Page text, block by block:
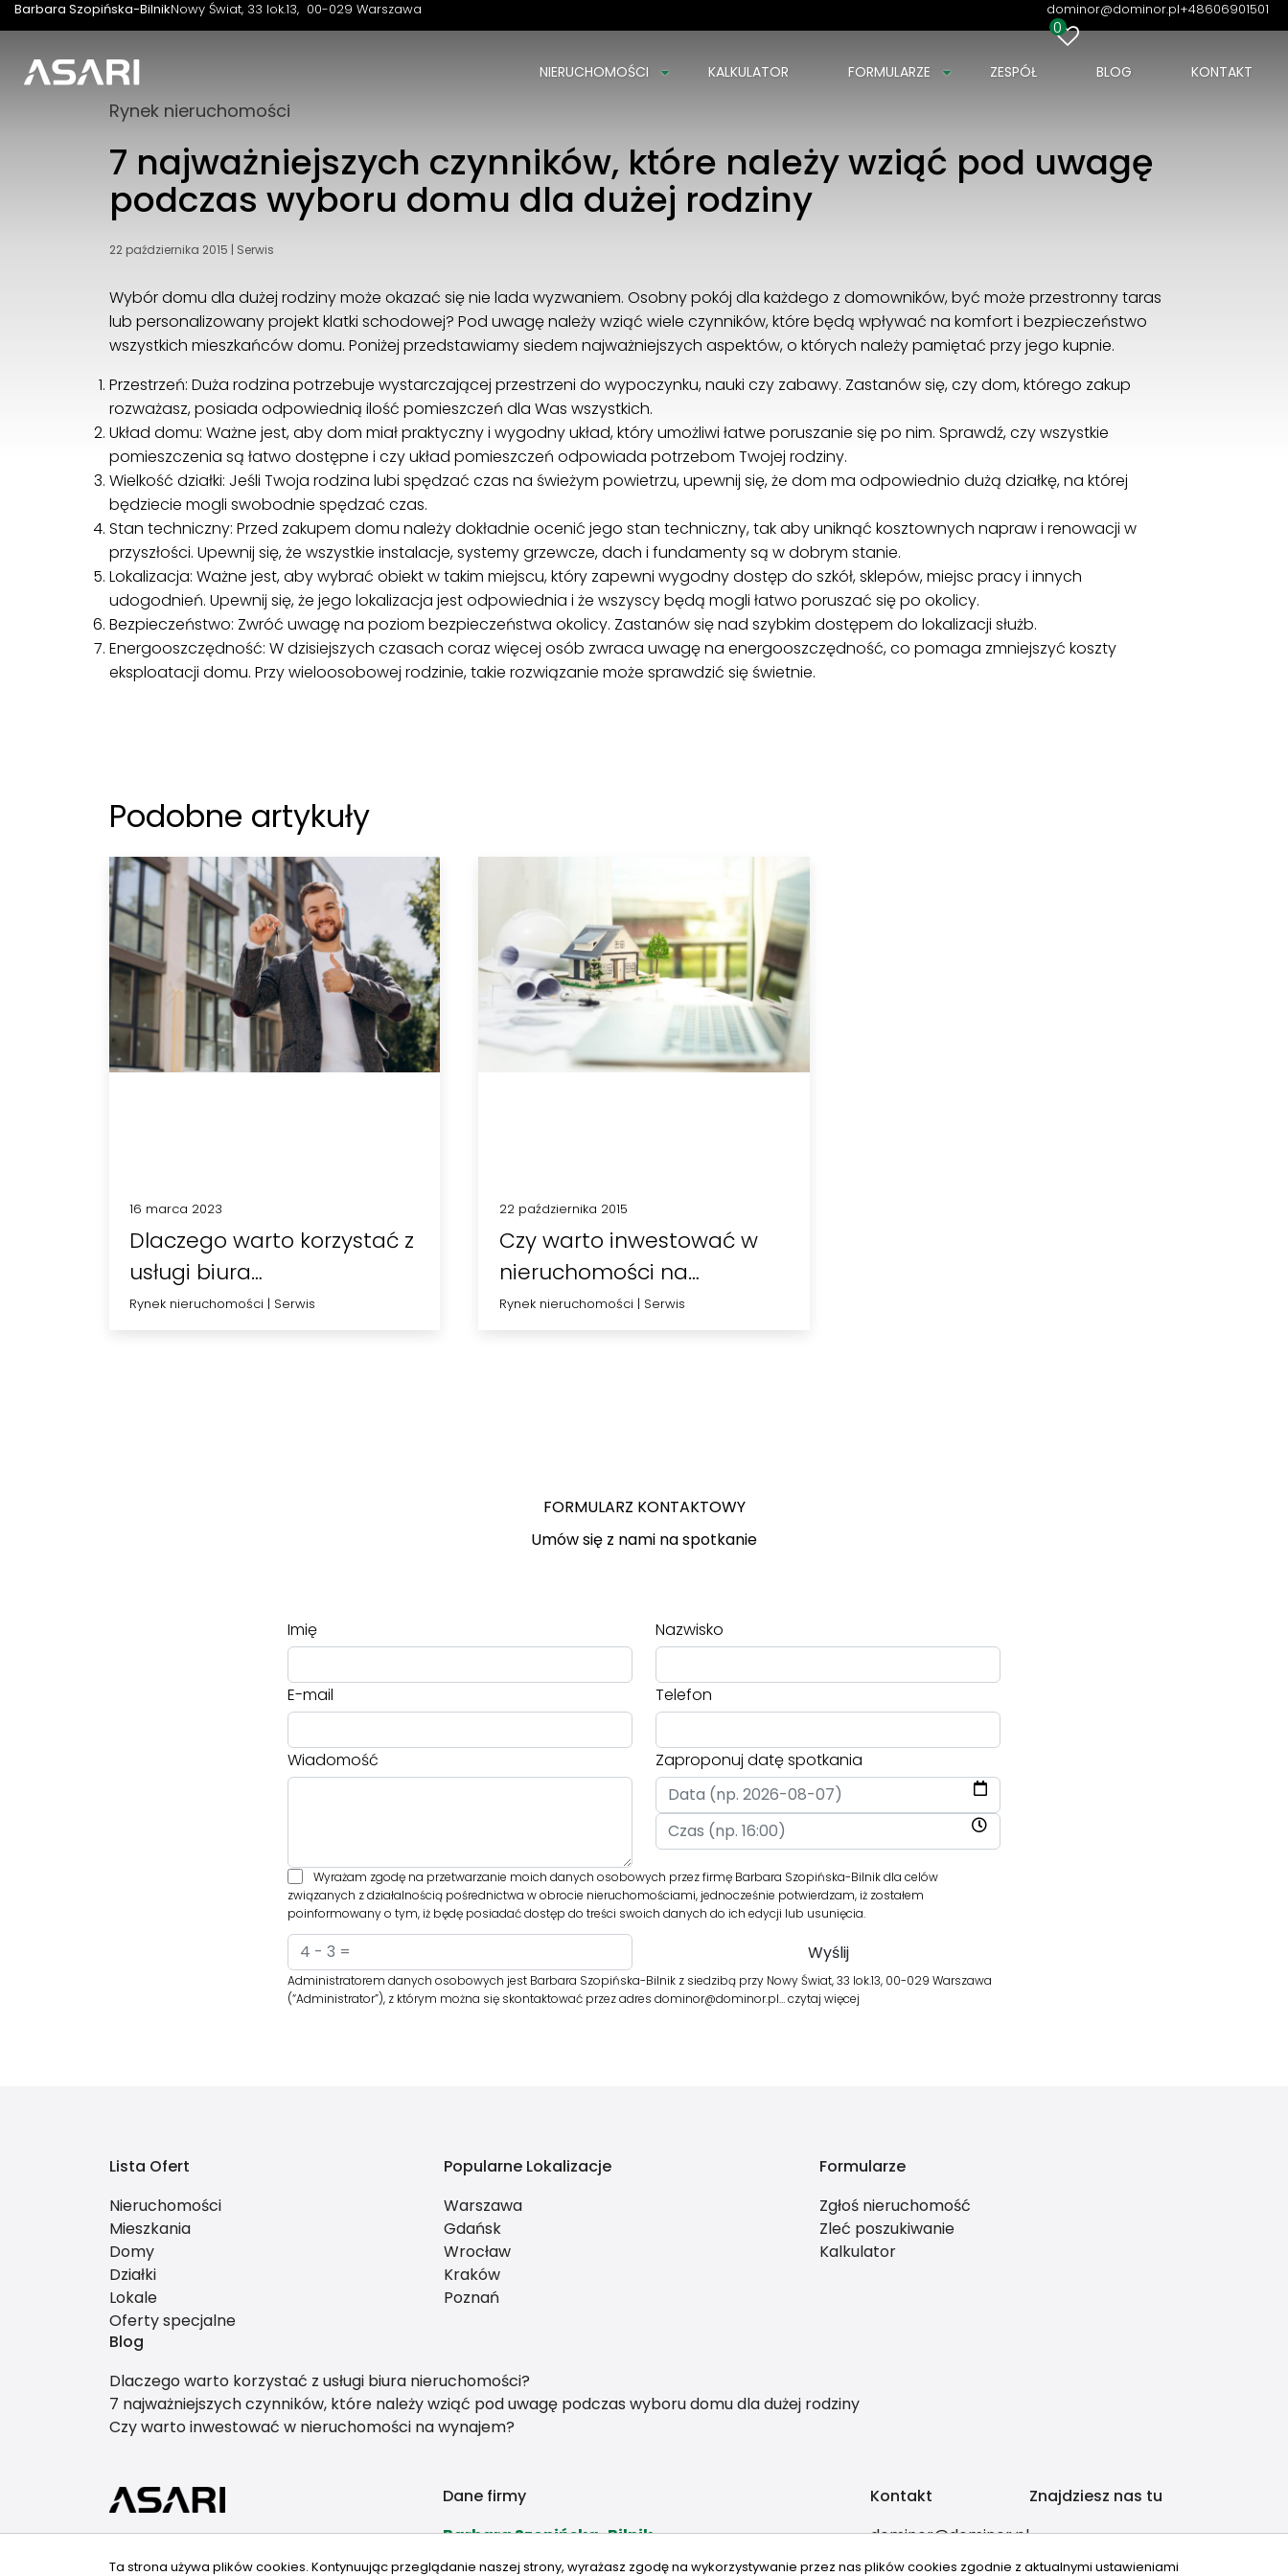
Barbara Szopińska-BilnikNowy Świat, 33 lok.13 00-029 Warszawa dominor@dominor.pl+48606901501
0
NIERUCHOMOŚCI KALKULATOR FORMULARZE ZESPÓŁ BLOG KONTAKT
00-029 Warszawa
+48606901501
dominor@dominor.pl
Rynek nieruchomości
7 najważniejszych czynników, które należy wziąć pod uwagę
podczas wyboru domu dla dużej rodziny
22 października 2015 | Serwis
Wybór domu dla dużej rodziny może okazać się nie lada wyzwaniem. Osobny pokój dla każdego z domowników, być może przestronny taras
lub personalizowany projekt klatki schodowej? Pod uwagę należy wziąć wiele czynników, które będą wpływać na komfort i bezpieczeństwo
wszystkich mieszkańców domu. Poniżej przedstawiamy siedem najważniejszych aspektów, o których należy pamiętać przy jego kupnie.
Przestrzeń: Duża rodzina potrzebuje wystarczającej przestrzeni do wypoczynku, nauki czy zabawy. Zastanów się, czy dom, którego zakup
rozważasz, posiada odpowiednią ilość pomieszczeń dla Was wszystkich.
Układ domu: Ważne jest, aby dom miał praktyczny i wygodny układ, który umożliwi łatwe poruszanie się po nim. Sprawdź, czy wszystkie
pomieszczenia są łatwo dostępne i czy układ pomieszczeń odpowiada potrzebom Twojej rodziny.
Wielkość działki: Jeśli Twoja rodzina lubi spędzać czas na świeżym powietrzu, upewnij się, że dom ma odpowiednio dużą działkę, na której
będziecie mogli swobodnie spędzać czas.
Stan techniczny: Przed zakupem domu należy dokładnie ocenić jego stan techniczny, tak aby uniknąć kosztownych napraw i renowacji w
przyszłości. Upewnij się, że wszystkie instalacje, systemy grzewcze, dach i fundamenty są w dobrym stanie.
Lokalizacja: Ważne jest, aby wybrać obiekt w takim miejscu, który zapewni wygodny dostęp do szkół, sklepów, miejsc pracy i innych
udogodnień. Upewnij się, że jego lokalizacja jest odpowiednia i że wszyscy będą mogli łatwo poruszać się po okolicy.
Bezpieczeństwo: Zwróć uwagę na poziom bezpieczeństwa okolicy. Zastanów się nad szybkim dostępem do lokalizacji służb.
Energooszczędność: W dzisiejszych czasach coraz więcej osób zwraca uwagę na energooszczędność, co pomaga zmniejszyć koszty
eksploatacji domu. Przy wieloosobowej rodzinie, takie rozwiązanie może sprawdzić się świetnie.
Podobne artykuły
16 marca 2023
Dlaczego warto korzystać z
usługi biura
nieruchomości?
Rynek nieruchomości | Serwis
22 października 2015
Czy warto inwestować w
nieruchomości na
wynajem?
Rynek nieruchomości | Serwis
FORMULARZ KONTAKTOWY
Umów się z nami na spotkanie
Imię Nazwisko
E-mail Telefon
Wiadomość Zaproponuj datę spotkania
Wyrażam zgodę na przetwarzanie moich danych osobowych przez firmę Barbara Szopińska-Bilnik dla celów
związanych z działalnością pośrednictwa w obrocie nieruchomościami, jednocześnie potwierdzam, iż zostałem
poinformowany o tym, iż będę posiadać dostęp do treści swoich danych do ich edycji lub usunięcia.
Administratorem danych osobowych jest Barbara Szopińska-Bilnik z siedzibą przy Nowy Świat, 33 lok.13, 00-029 Warszawa
(“Administrator”), z którym można się skontaktować przez adres dominor@dominor.pl…czytaj więcej
Lista Ofert
Nieruchomości
Mieszkania
Domy
Działki
Lokale
Oferty specjalne
Popularne Lokalizacje
Warszawa
Gdańsk
Wrocław
Kraków
Poznań
Formularze
Zgłoś nieruchomość
Zleć poszukiwanie
Kalkulator
Blog
Dlaczego warto korzystać z usługi biura nieruchomości?
7 najważniejszych czynników, które należy wziąć pod uwagę podczas wyboru domu dla dużej rodziny
Czy warto inwestować w nieruchomości na wynajem?
Dane firmy
Barbara Szopińska-Bilnik
Nowy Świat, 33 lok.13
Kontakt
dominor@dominor.pl
+48606901501
Znajdziesz nas tu
Ta strona używa plików cookies. Kontynuując przeglądanie naszej strony, wyrażasz zgodę na wykorzystywanie przez nas plików cookies zgodnie z aktualnymi ustawieniami